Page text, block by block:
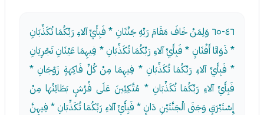
٤٦-٦٥
وَلِمَنْ خَافَ مَقَامَ رَبِّهِ جَنَّتَانِ * فَبِأَيِّ آلاءِ رَبِّكُمَا تُكَذِّبَانِ
* ذَوَاتَا أَفْنَانٍ * فَبِأَيِّ آلاءِ رَبِّكُمَا تُكَذِّبَانِ * فِيهِمَا عَيْنَانِ تَجْرِيَانِ
* فَبِأَيِّ آلاءِ رَبِّكُمَا تُكَذِّبَانِ * فِيهِمَا مِنْ كُلِّ فَاكِهَةٍ زَوْجَانِ *
فَبِأَيِّ آلاءِ رَبِّكُمَا تُكَذِّبَانِ * مُتَّكِئِينَ عَلَى فُرُشٍ بَطَائِنُهَا مِنْ
إِسْتَبْرَقٍ وَجَنَى الْجَنَّتَيْنِ دَانٍ * فَبِأَيِّ آلاءِ رَبِّكُمَا تُكَذِّبَانِ * فِيهِنَّ